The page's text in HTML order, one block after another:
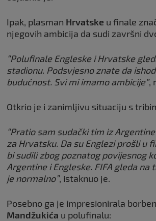
Ipak, plasman Hrvatske u finale
njegovih ambicija da sudi završni
“Polufinale Engleske i Hrvatske
stadionu. Podsvjesno znate da
budućnost. Svi mi imamo ambicije”,
Otkrio je i zanimljivu situaciju s
“Pratio sam sudački tim iz
za Hrvatsku. Da su Englezi prošli u
bi sudili zbog poznatog povijesnog
Argentine i Engleske. FIFA gleda na
je normalno”, istaknuo je.
Posebno ga je impresionirala
Mandžukića u polufinalu: